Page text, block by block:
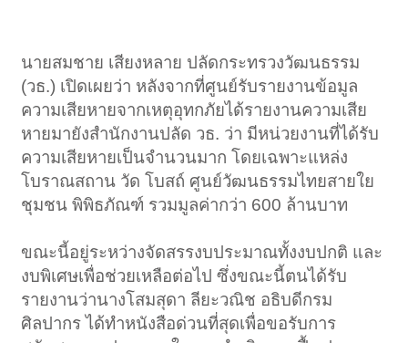
นายสมชาย เสียงหลาย ปลัดกระทรวงวัฒนธรรม
(วธ.) เปิดเผยว่า หลังจากที่ศูนย์รับรายงานข้อมูล
ความเสียหายจากเหตุอุทกภัยได้รายงานความเสีย
หายมายังสำนักงานปลัด วธ. ว่า มีหน่วยงานที่ได้รับ
ความเสียหายเป็นจำนวนมาก โดยเฉพาะแหล่ง
โบราณสถาน วัด โบสถ์ ศูนย์วัฒนธรรมไทยสายใย
ชุมชน พิพิธภัณฑ์ รวมมูลค่ากว่า 600 ล้านบาท
ขณะนี้อยู่ระหว่างจัดสรรงบประมาณทั้งงบปกติ และ
งบพิเศษเพื่อช่วยเหลือต่อไป ซึ่งขณะนี้ตนได้รับ
รายงานว่านางโสมสุดา ลียะวณิช อธิบดีกรม
ศิลปากร ได้ทำหนังสือด่วนที่สุดเพื่อขอรับการ